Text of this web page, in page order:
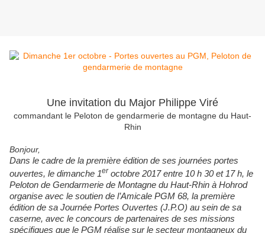
Une invitation du Major Philippe Viré
commandant le Peloton de gendarmerie de montagne du Haut-
Rhin
Bonjour,
Dans le cadre de la première édition de ses journées portes
ouvertes, le dimanche 1er octobre 2017entre 10 h 30 et 17 h, le
Peloton de Gendarmerie de Montagne du Haut-Rhin à Hohrod
organise avec le soutien de l’Amicale PGM 68, la première
édition de sa Journée Portes Ouvertes (J.P.O) au sein de sa
caserne, avec le concours de partenaires de ses missions
spécifiques que le PGM réalise sur le secteur montagneux du